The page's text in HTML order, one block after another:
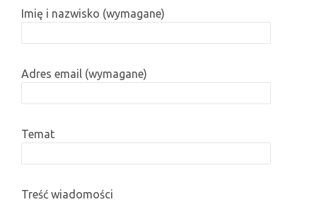
Imię i nazwisko (wymagane)
Adres email (wymagane)
Temat
Treść wiadomości